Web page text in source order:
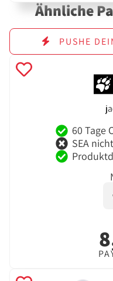
Ähnliche
PUSHE
60 Tage
SEA